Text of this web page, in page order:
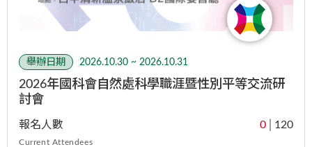
於本研討會之報名、會議聯繫、活動相關
通知、會議資料彙整及後續學術交流之必
要範圍內。主辦單位將依據個人資料保護
法規定保護您的資料，除法律另有規定或
取得您的同意外，不會將個人資料提供予
第三人。如您欲行使查詢、閱覽、更正、
舉辦日期 2026.10.30 ~ 2026.10.31
2026年國科會自然處科學職涯暨性別平等交流研
討會
報名人數
Current Attendees
0 120